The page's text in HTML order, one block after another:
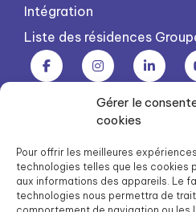
Gérer le
cookies
Pour offrir les meilleures
technologies telles que les cookies
aux informations des appareils. Le
technologies nous permettra de
Intégration
Liste des résidences
Groupe SOS Seniors est une
dg.seniors@groupe-sos.org